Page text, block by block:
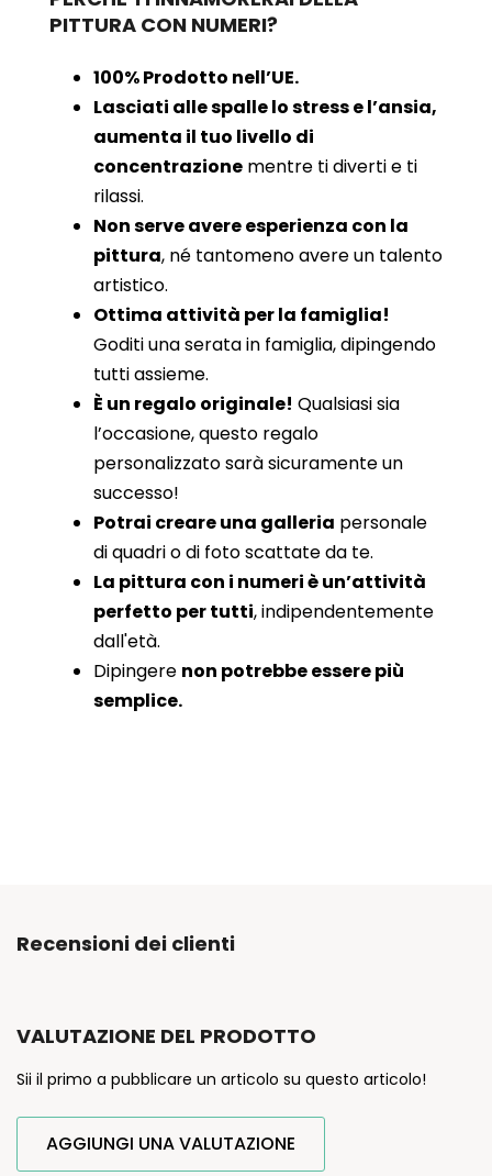
PITTURA CON NUMERI?
100% Prodotto nell’UE.
Lasciati alle spalle lo stress e l’ansia,
aumenta il tuo livello di
concentrazione mentre ti diverti e ti
rilassi.
Non serve avere esperienza con la
pittura, né tantomeno avere un talento
artistico.
Ottima attività per la famiglia!
Goditi una serata in famiglia, dipingendo
tutti assieme.
È un regalo originale! Qualsiasi sia
l’occasione, questo regalo
personalizzato sarà sicuramente un
successo!
Potrai creare una galleria personale
di quadri o di foto scattate da te.
La pittura con i numeri è un’attività
perfetto per tutti, indipendentemente
dall'età.
Dipingere non potrebbe essere più
semplice.
Recensioni dei clienti
VALUTAZIONE DEL PRODOTTO
Sii il primo a pubblicare un articolo su questo articolo!
AGGIUNGI UNA VALUTAZIONE